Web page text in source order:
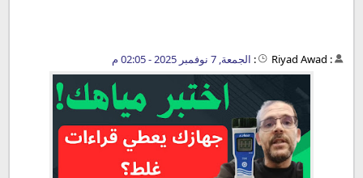
:
Riyad Awad
: الجمعة, 7 نوفمبر 2025 - 02:05 م